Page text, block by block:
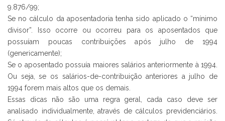
9.876/99;
Se no cálculo da aposentadoria tenha sido aplicado o “mínimo
divisor”. Isso ocorre ou ocorreu para os aposentados que
possuíam poucas contribuições após julho de 1994
(genericamente);
Se o aposentado possuía maiores salários anteriormente à 1994.
Ou seja, se os salários-de-contribuição anteriores a julho de
1994 forem mais altos que os demais.
Essas dicas não são uma regra geral, cada caso deve ser
analisado individualmente, através de cálculos previdenciários.